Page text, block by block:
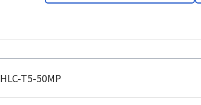
HLC-T5-50MP